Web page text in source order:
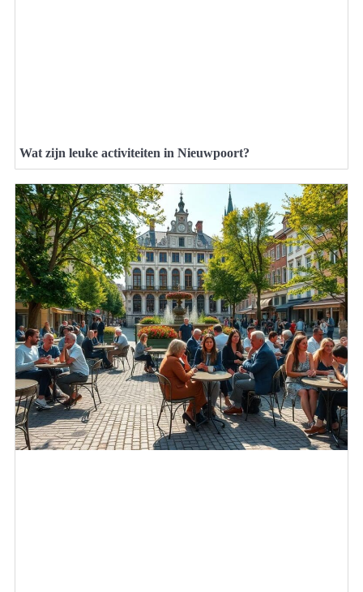
Wat zijn leuke activiteiten in Nieuwpoort?